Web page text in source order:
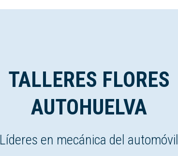
TALLERES FLORES
AUTOHUELVA
Líderes en mecánica del automóvil